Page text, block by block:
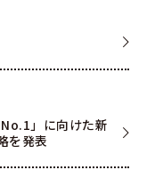
」に向けた新
を発表